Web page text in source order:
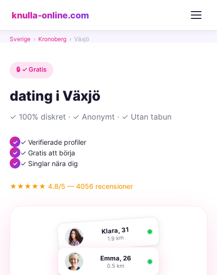
knulla-online.com
Sverige › Kronoberg › Växjö
🔒 ✓ Gratis
dating i Växjö
✓ 100% diskret · ✓ Anonymt · ✓ Utan tabun
✓ Verifierade profiler
✓ Gratis att börja
✓ Singlar nära dig
★★★★★ 4.8/5 — 4056 recensioner
Klara, 31
1.9 km
Emma, 26
0.5 km